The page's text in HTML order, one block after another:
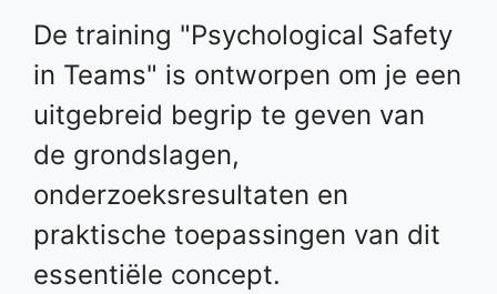
De training "Psychological Safety
in Teams" is ontworpen om je een
uitgebreid begrip te geven van
de grondslagen,
onderzoeksresultaten en
praktische toepassingen van dit
essentiële concept.